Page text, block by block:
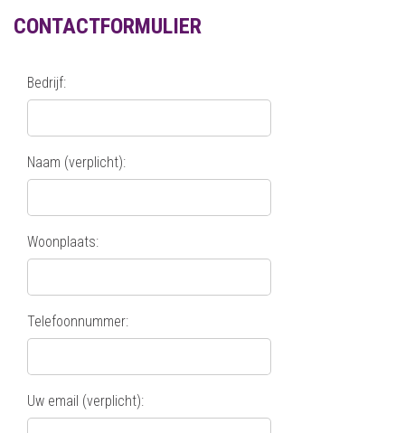
CONTACTFORMULIER
Bedrijf:
Naam (verplicht):
Woonplaats:
Telefoonnummer:
Uw email (verplicht):